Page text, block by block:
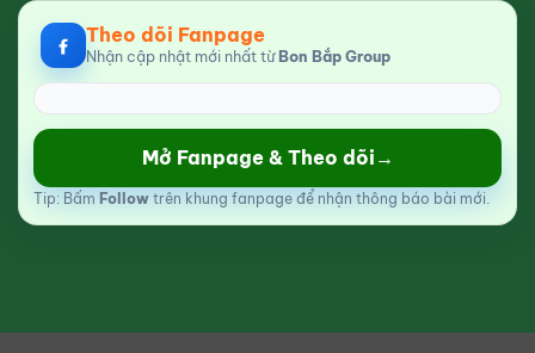
Theo dõi Fanpage
Nhận cập nhật mới nhất từBon Bắp Group
Mở Fanpage & Theo dõi →
Tip: Bấm Follow trên khung fanpage để nhận thông báo bài mới.